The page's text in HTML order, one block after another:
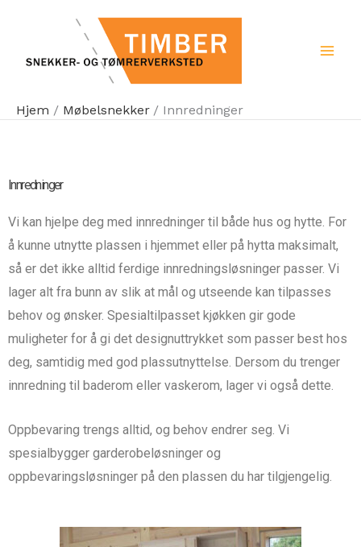
Hjem
Møbelsnekker Innredninger
Innredninger
Vi kan hjelpe deg med innredninger til både hus og hytte. For
å kunne utnytte plassen i hjemmet eller på hytta maksimalt,
så er det ikke alltid ferdige innredningsløsninger passer. Vi
lager alt fra bunn av slik at mål og utseende kan tilpasses
behov og ønsker. Spesialtilpasset kjøkken gir gode
muligheter for å gi det designuttrykket som passer best hos
deg, samtidig med god plassutnyttelse. Dersom du trenger
innredning til baderom eller vaskerom, lager vi også dette.
Oppbevaring trengs alltid, og behov endrer seg. Vi
spesialbygger garderobeløsninger og
oppbevaringsløsninger på den plassen du har tilgjengelig.